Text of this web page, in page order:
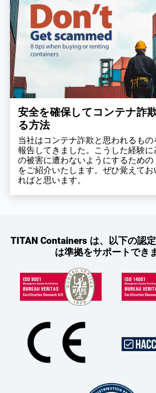
安全を確保してコンテナ詐
る方法
当社はコンテナ詐欺と思われるも
報告してきました。こうした経験に
の被害に遭わないようにするための
をご紹介いたします。ぜひ覚えて
ればと思います。
TITAN Containers は、以下の認
は準拠をサポートでき